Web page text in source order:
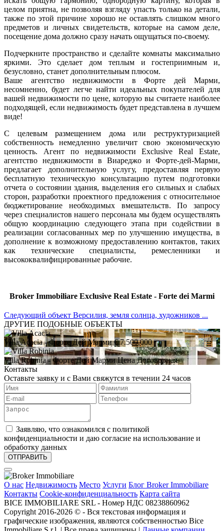
целом приятна, не позволяя взгляду упасть только на детали,
также по этой причине хорошо не оставлять слишком много
предметов и личных свидетельств, которые на самом деле,
посещение дома должно сразу начать ощущаться по-своему.
Подчеркните пространство и сделайте комнаты максимально
яркими. Это сделает дом теплым и гостеприимным и,
безусловно, станет дополнительным плюсом.
Ваше агентство недвижимости в Форте дей Марми,
несомненно, будет легче найти идеальных покупателей для
вашей недвижимости по цене, которую вы считаете наиболее
подходящей, если недвижимость будет представлена ​​в лучшем
виде!
С целевым размещением дома или реструктуризацией
собственность немедленно увеличит свою экономическую
ценность. Агент по недвижимости Exclusive Real Estate,
агентство недвижимости в Виареджо и Форте-дей-Марми,
предлагает дополнительную услугу, предоставляя первую
бесплатную техническую консультацию путем подготовки
отчета о состоянии здания, выделения его сильных и слабых
сторон, разработки проектного предложения с относительное
бюджетирование необходимых вмешательств. По запросу
через специалистов нашего персонала мы будем осуществлять
общую координацию следующего этапа при содействии в
реализации согласованных мер по улучшению имущества, в
дополнение к возможному предоставлению контактов, таких
как технические специалисты, ремесленники и
высококвалифицированные рабочие.
Broker Immobiliare Exclusive Real Estate - Forte dei Marmi
Следующий объект Версилия, земля солнца, художников ...
ДРУГИЕ ПОДОБНЫЕ ОБЪЕКТЫ
Villa Acacia- Форте Дей Марми € 7.500.000
Villa Robinia- Форте Дей Марми Цена Договорная
Контакты
Оставьте заявку и с Вами свяжутся в течении 24 часов
Заявляю, что ознакомился с политикой
конфиденциальности и даю согласие на использование и
обработку данных
О нас Недвижимость Место Услуги Блог Broker Immobiliare
Контакты Cookie-конфиденциальность Карта сайта
BICE IMMOBILIARE SRL - Номер НДС 08238860962
Copyright 2016-2026 ©️ - Вся текстовая информация и
графические изображения, являются собственностью Bice